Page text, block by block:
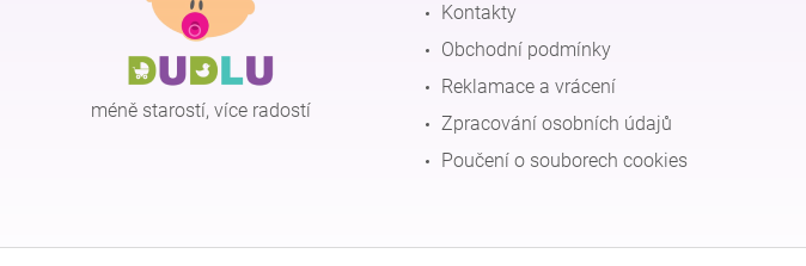
méně starostí, více radostí
Kontakty
Obchodní podmínky
Reklamace a vrácení
Zpracování osobních údajů
Poučení o souborech cookies